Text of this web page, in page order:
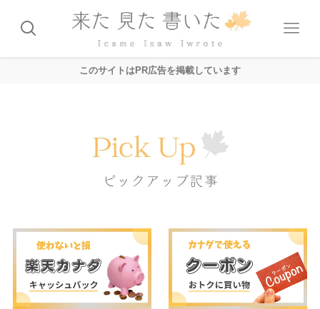
このサイトはPR広告を掲載しています